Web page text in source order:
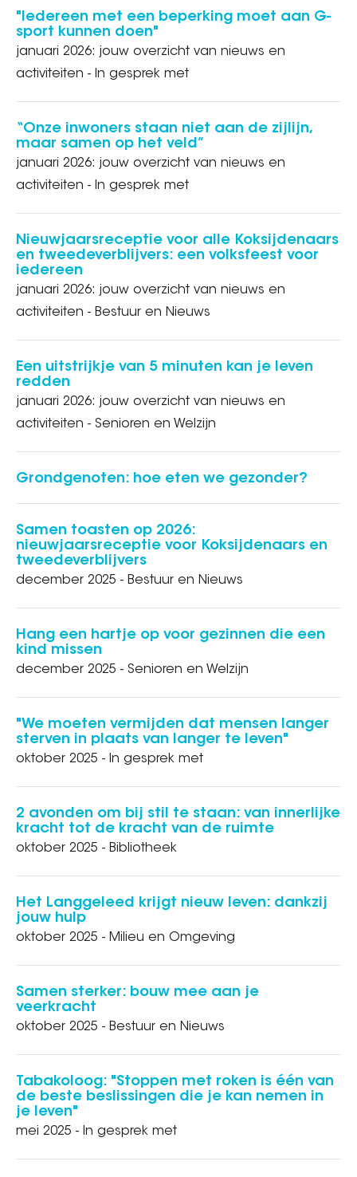
"Iedereen met een beperking moet aan G-
sport kunnen doen"
januari 2026: jouw overzicht van nieuws en
activiteiten - In gesprek met
“Onze inwoners staan niet aan de zijlijn,
maar samen op het veld”
januari 2026: jouw overzicht van nieuws en
activiteiten - In gesprek met
Nieuwjaarsreceptie voor alle Koksijdenaars
en tweedeverblijvers: een volksfeest voor
iedereen
januari 2026: jouw overzicht van nieuws en
activiteiten - Bestuur en Nieuws
Een uitstrijkje van 5 minuten kan je leven
redden
januari 2026: jouw overzicht van nieuws en
activiteiten - Senioren en Welzijn
Grondgenoten: hoe eten we gezonder?
Samen toasten op 2026:
nieuwjaarsreceptie voor Koksijdenaars en
tweedeverblijvers
december 2025 - Bestuur en Nieuws
Hang een hartje op voor gezinnen die een
kind missen
december 2025 - Senioren en Welzijn
"We moeten vermijden dat mensen langer
sterven in plaats van langer te leven"
oktober 2025 - In gesprek met
2 avonden om bij stil te staan: van innerlijke
kracht tot de kracht van de ruimte
oktober 2025 - Bibliotheek
Het Langgeleed krijgt nieuw leven: dankzij
jouw hulp
oktober 2025 - Milieu en Omgeving
Samen sterker: bouw mee aan je
veerkracht
oktober 2025 - Bestuur en Nieuws
Tabakoloog: "Stoppen met roken is één van
de beste beslissingen die je kan nemen in
je leven"
mei 2025 - In gesprek met